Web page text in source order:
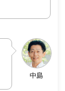
中島